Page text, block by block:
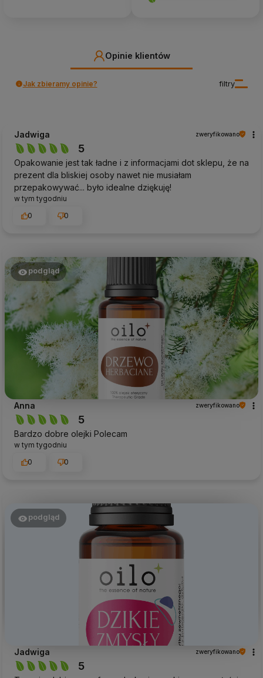
Opinie klientów
filtry
Jak zbieramy opinie?
Jadwiga zweryfikowano
5
Opakowanie jest tak ładne i z informacjami dot sklepu, że na
prezent dla bliskiej osoby nawet nie musiałam
przepakowywać... było idealne dziękuję!
w tym tygodniu
0
0
podgląd
Anna zweryfikowano
5
Bardzo dobre olejki Polecam
w tym tygodniu
0
0
podgląd
Jadwiga zweryfikowano
5